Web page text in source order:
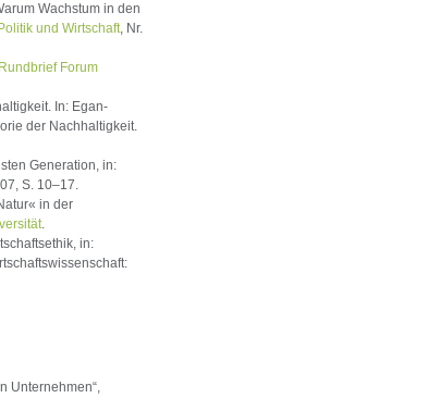
Wachstum in den
und Wirtschaft, Nr.
Rundbrief Forum
In: Egan-
der Nachhaltigkeit.
Generation, in:
S. 10–17.
in der
.
in:
Unternehmen“,